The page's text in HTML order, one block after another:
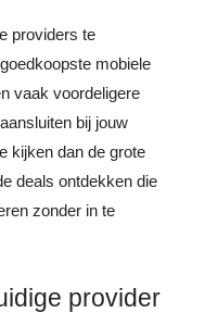
providers te
mobiele
vaak voordeligere
bij jouw
kijken dan de grote
deals ontdekken die
zonder in te
provider